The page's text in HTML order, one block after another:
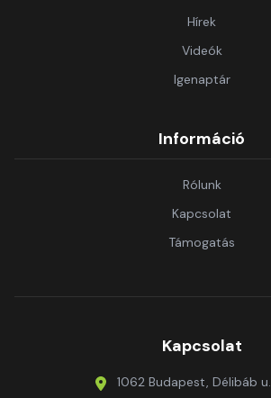
Hírek
Videók
Igenaptár
Információ
Rólunk
Kapcsolat
Támogatás
Kapcsolat
1062 Budapest, Délibáb u.